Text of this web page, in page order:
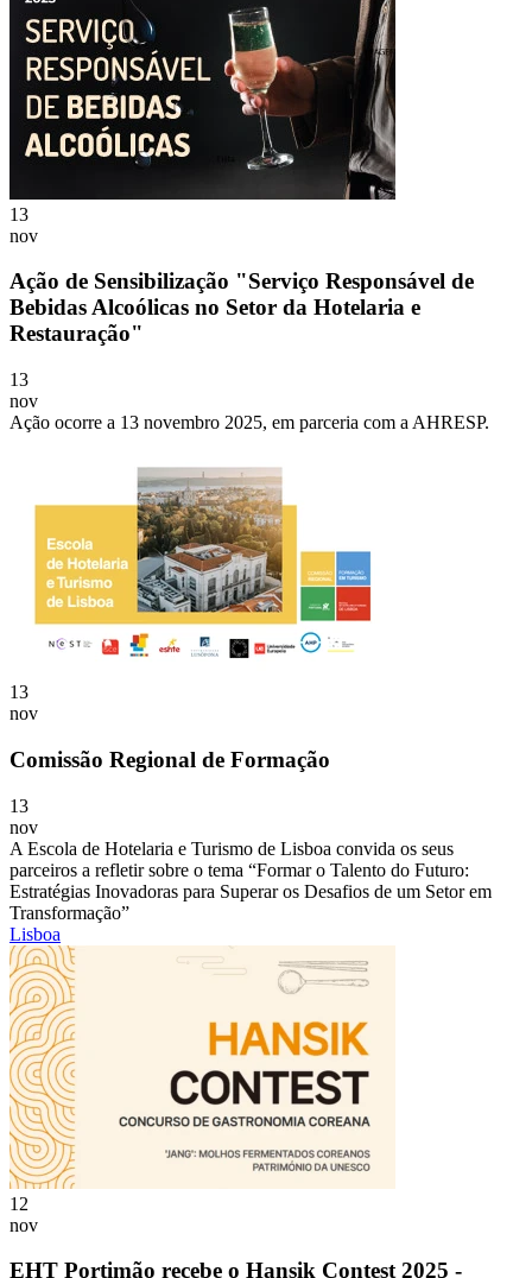
13
nov
Ação de Sensibilização "Serviço Responsável de
Bebidas Alcoólicas no Setor da Hotelaria e
Restauração"
13
nov
​​​Ação ocorre a 13 novembro 2025, em parceria com a AHRESP.
13
nov
Comissão Regional de Formação
13
nov
A Escola de Hotelaria e Turismo de Lisboa convida os seus
parceiros a refletir sobre o tema “Formar o Talento do Futuro:
Estratégias Inovadoras para Superar os Desafios de um Setor em
Transformação”
Lisboa
12
nov
EHT Portimão recebe o Hansik Contest 2025 -